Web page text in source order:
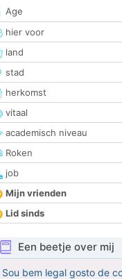
Age
hier voor
land
stad
herkomst
vitaal
academisch niveau
Roken
job
Mijn vrienden
Lid sinds
Een beetje over mij
Sou bem legal gosto de